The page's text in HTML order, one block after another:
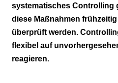
systematisches Controlling
diese Maßnahmen
überprüft werden.
flexibel auf
reagieren.